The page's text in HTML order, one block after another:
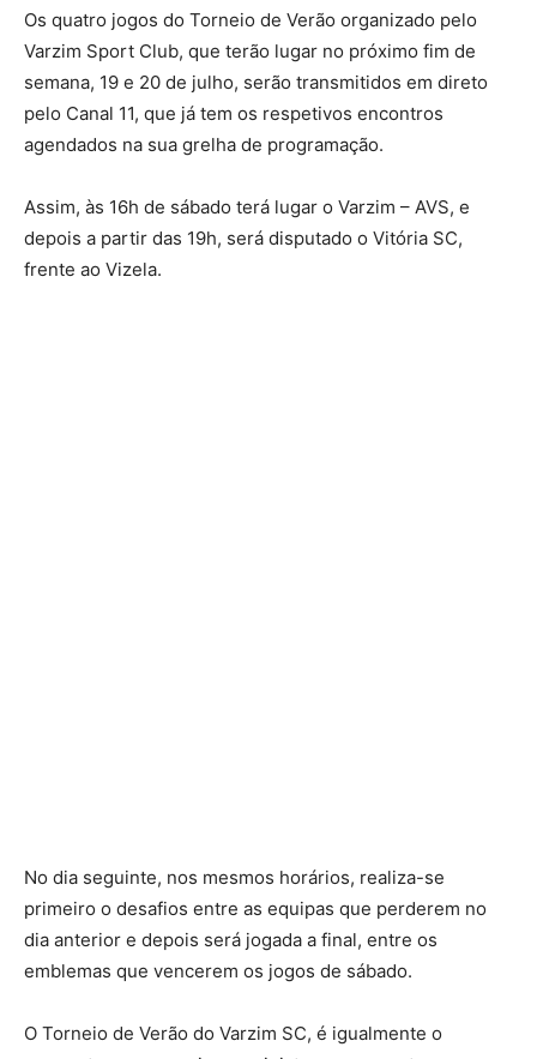
Os quatro jogos do Torneio de Verão organizado pelo
Varzim Sport Club, que terão lugar no próximo fim de
semana, 19 e 20 de julho, serão transmitidos em direto
pelo Canal 11, que já tem os respetivos encontros
agendados na sua grelha de programação.
Assim, às 16h de sábado terá lugar o Varzim – AVS, e
depois a partir das 19h, será disputado o Vitória SC,
frente ao Vizela.
No dia seguinte, nos mesmos horários, realiza-se
primeiro o desafios entre as equipas que perderem no
dia anterior e depois será jogada a final, entre os
emblemas que vencerem os jogos de sábado.
O Torneio de Verão do Varzim SC, é igualmente o